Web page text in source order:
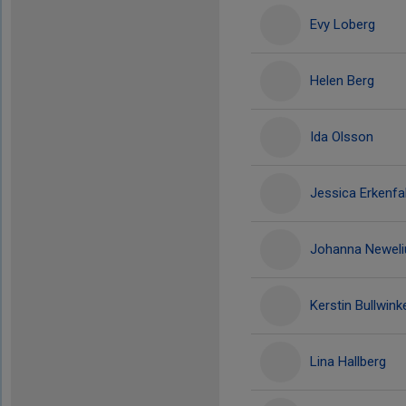
Evy Loberg
Helen Berg
Ida Olsson
Jessica
Johanna
Kerstin
Lina Hallberg